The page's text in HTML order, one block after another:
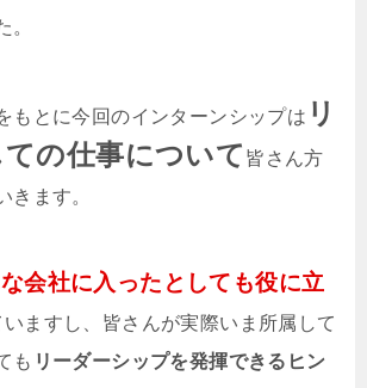
。
もとに今回のインターンシップは リ
の仕事について 皆さん方
きます。
会社に入ったとしても役に立
ますし、皆さんが実際いま所属して
も リーダーシップを発揮できるヒン